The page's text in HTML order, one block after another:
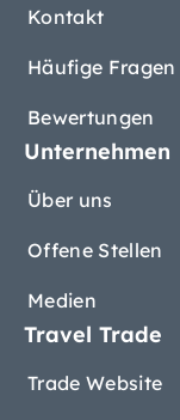
Kontakt
Häufige Fragen
Bewertungen
Unternehmen
Über uns
Offene Stellen
Medien
Travel Trade
Trade Website